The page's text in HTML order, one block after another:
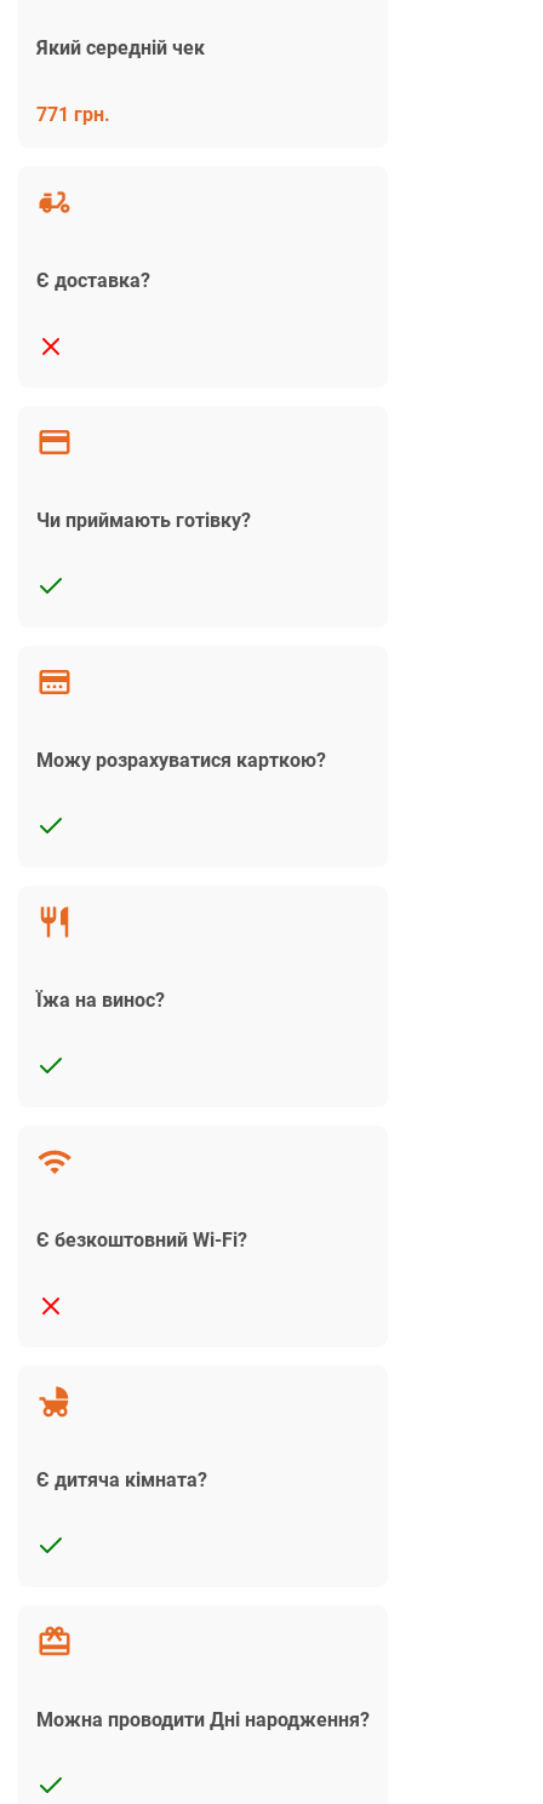
Який середній чек
771 грн.
Є доставка?
Чи приймають готівку?
Можу розрахуватися карткою?
Їжа на винос?
Є безкоштовний Wi-Fi?
Є дитяча кімната?
Можна проводити Дні народження?